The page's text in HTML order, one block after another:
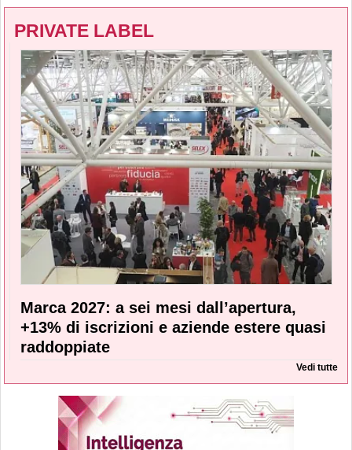
PRIVATE LABEL
Marca 2027: a sei mesi dall’apertura,
+13% di iscrizioni e aziende estere quasi
raddoppiate
Vedi tutte